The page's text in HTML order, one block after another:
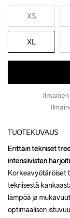
XS
XL
TUOTEKUVAUS
Erittäin tekniset
intensiivisten
Korkeavyötäröiset
teknisestä
lämpöä ja
optimaalisen
Erittäin tekniset
intensiivisten
Korkeavyötäröiset
teknisestä
lämpöä ja
optimaalisen